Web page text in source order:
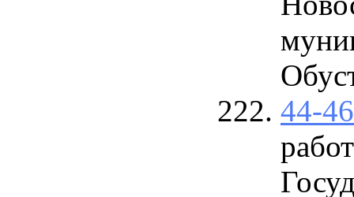
44-